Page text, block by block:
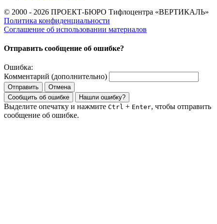
© 2000 - 2026 ПРОЕКТ-БЮРО Тифлоцентра «ВЕРТИКАЛЬ»
Политика конфиденциальности
Соглашение об использовании материалов
Отправить сообщение об ошибке?
Ошибка:
Комментарий (дополнительно)
Отправить
Отмена
Сообщить об ошибке
Нашли ошибку?
Выделите опечатку и нажмите Ctrl + Enter, чтобы отправить
сообщение об ошибке.